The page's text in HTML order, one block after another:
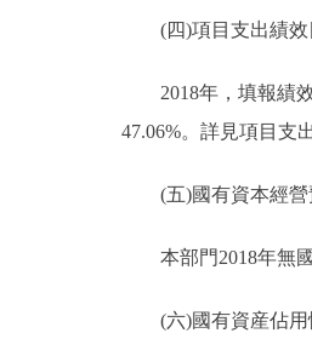
(四)項目支出績效
2018年，填報績效
47.06%。詳見項目支
(五)國有資本經營
本部門2018年無國
(六)國有資産佔用